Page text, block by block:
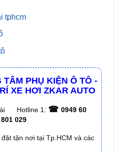
tphcm
PHỤ KIỆN Ô TÔ -
XE HƠI ZKAR AUTO
Hotline 1: ☎ 0949 60
029
tận nơi tại Tp.HCM và các